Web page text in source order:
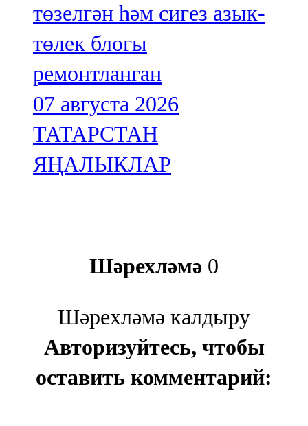
төзелгән һәм сигез азык-
төлек блогы
ремонтланган
07 августа 2026
ТАТАРСТАН
ЯҢАЛЫКЛАР
Шәрехләмә 0
Шәрехләмә калдыру
Авторизуйтесь, чтобы
оставить комментарий: